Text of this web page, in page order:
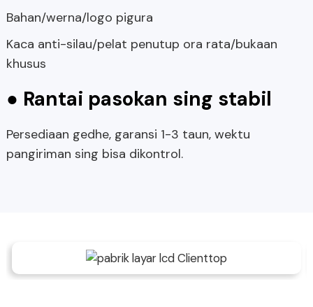
Bahan/werna/logo pigura
Kaca anti-silau/pelat penutup ora rata/bukaan
khusus
● Rantai pasokan sing stabil
Persediaan gedhe, garansi 1-3 taun, wektu
pangiriman sing bisa dikontrol.